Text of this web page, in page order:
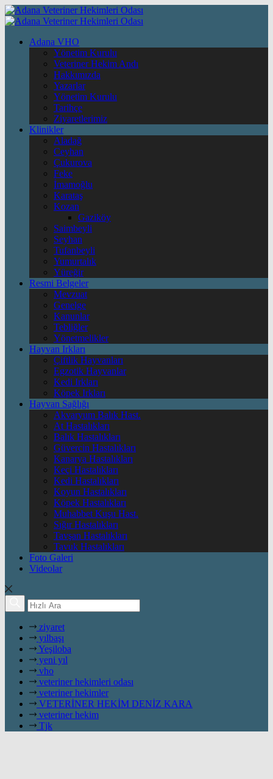
Adana VHO
Yönetim Kurulu
Veteriner Hekim Andı
Hakkımızda
Yazarlar
Yönetim Kurulu
Tarihçe
Ziyaretlerimiz
Klinikler
Aladağ
Ceyhan
Çukurova
Feke
İmamoğlu
Karataş
Kozan
Gaziköy
Saimbeyli
Seyhan
Tufanbeyli
Yumurtalık
Yüreğir
Resmi Belgeler
Mevzuat
Genelge
Kanunlar
Tebliğler
Yönetmelikler
Hayvan Irkları
Çiftlik Hayvanları
Egzotik Hayvanlar
Kedi Irkları
Köpek Irkları
Hayvan Sağlığı
Akvaryum Balık Hast.
At Hastalıkları
Balık Hastalıkları
Güvercin Hastalıkları
Kanarya Hastalıkları
Keçi Hastalıkları
Kedi Hastalıkları
Koyun Hastalıkları
Köpek Hastalıkları
Muhabbet Kuşu Hast.
Sığır Hastalıkları
Tavşan Hastalıkları
Tavuk Hastalıkları
Foto Galeri
Videolar
ziyaret
yılbaşı
Yeşiloba
yeni yıl
vho
veteriner hekimleri odası
veteriner hekimler
VETERİNER HEKİM DENİZ KARA
veteriner hekim
Tjk